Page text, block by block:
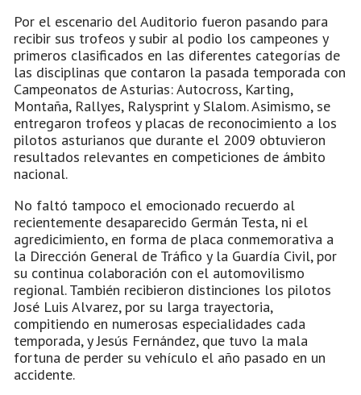
Por el escenario del Auditorio fueron pasando para
recibir sus trofeos y subir al podio los campeones y
primeros clasificados en las diferentes categorías de
las disciplinas que contaron la pasada temporada con
Campeonatos de Asturias: Autocross, Karting,
Montaña, Rallyes, Ralysprint y Slalom. Asimismo, se
entregaron trofeos y placas de reconocimiento a los
pilotos asturianos que durante el 2009 obtuvieron
resultados relevantes en competiciones de ámbito
nacional.
No faltó tampoco el emocionado recuerdo al
recientemente desaparecido Germán Testa, ni el
agredicimiento, en forma de placa conmemorativa a
la Dirección General de Tráfico y la Guardía Civil, por
su continua colaboración con el automovilismo
regional. También recibieron distinciones los pilotos
José Luis Alvarez, por su larga trayectoria,
compitiendo en numerosas especialidades cada
temporada, y Jesús Fernández, que tuvo la mala
fortuna de perder su vehículo el año pasado en un
accidente.